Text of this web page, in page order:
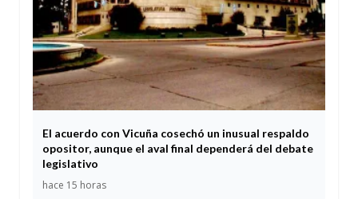
El acuerdo con Vicuña cosechó un inusual respaldo
opositor, aunque el aval final dependerá del debate
legislativo
hace 15 horas